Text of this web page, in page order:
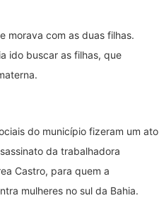
morava com as duas filhas.
ido buscar as filhas, que
do município fizeram um ato
da trabalhadora
Castro, para quem a
mulheres no sul da Bahia.